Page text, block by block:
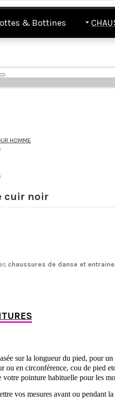
& Bottines
HOMME
cuir noir
chaussures de danse et
sur la longueur du pied, pour
ou en circonférence, cou de pied
pointure habituelle pour les
vos mesures avant ou pendant